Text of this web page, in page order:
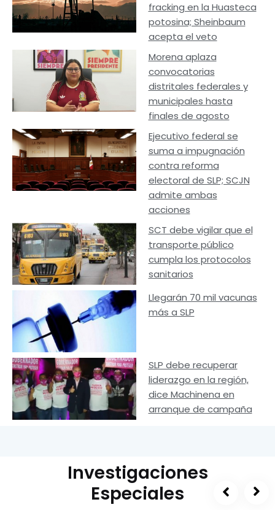
fracking en la Huasteca
potosina; Sheinbaum
acepta el veto
Morena aplaza
convocatorias
distritales federales y
municipales hasta
finales de agosto
Ejecutivo federal se
suma a impugnación
contra reforma
electoral de SLP; SCJN
admite ambas
acciones
SCT debe vigilar que el
transporte público
cumpla los protocolos
sanitarios
Llegarán 70 mil vacunas
más a SLP
SLP debe recuperar
liderazgo en la región,
dice Machinena en
arranque de campaña
Investigaciones
Especiales